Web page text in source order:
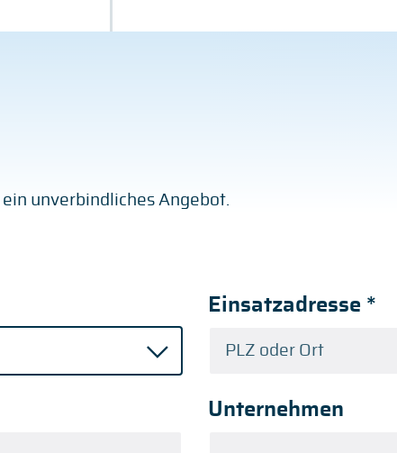
unverbindliches Angebot.
Einsatzadresse *
Unternehmen